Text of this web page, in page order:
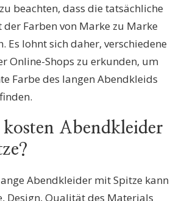
beachten, dass die tatsächliche
Farben von Marke zu Marke
Es lohnt sich daher, verschiedene
Online-Shops zu erkunden, um
Farbe des langen Abendkleids
Abendkleider
Abendkleider mit Spitze kann
Design, Qualität des Materials